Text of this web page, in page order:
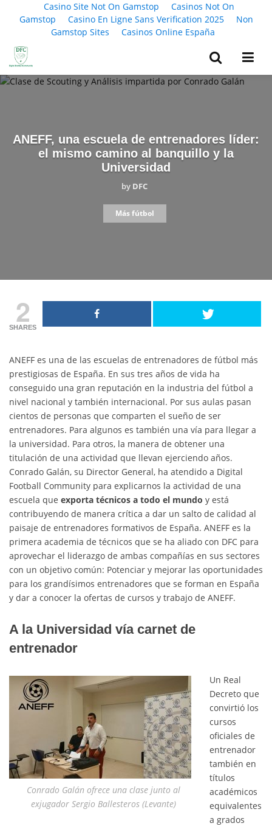
Casino Site Not On Gamstop
Casinos Not On
Gamstop
Casino En Ligne Sans Verification 2025
Non
Gamstop Sites
Casinos Online España
ANEFF, una escuela de entrenadores líder:
el mismo camino al banquillo y la
Universidad
by DFC
Más fútbol
2
SHARES
ANEFF es una de las escuelas de entrenadores de fútbol más
prestigiosas de España. En sus tres años de vida ha
conseguido una gran reputación en la industria del fútbol a
nivel nacional y también internacional. Por sus aulas pasan
cientos de personas que comparten el sueño de ser
entrenadores. Para algunos es también una vía para llegar a
la universidad. Para otros, la manera de obtener una
titulación de una actividad que llevan ejerciendo años.
Conrado Galán, su Director General, ha atendido a Digital
Football Community para explicarnos la actividad de una
escuela que exporta técnicos a todo el mundo y está
contribuyendo de manera crítica a dar un salto de calidad al
paisaje de entrenadores formativos de España. ANEFF es la
primera academia de técnicos que se ha aliado con DFC para
aprovechar el liderazgo de ambas compañías en sus sectores
con un objetivo común: Potenciar y mejorar las oportunidades
para los grandísimos entrenadores que se forman en España
y dar a conocer la ofertas de cursos y trabajo de ANEFF.
A la Universidad vía carnet de
entrenador
Conrado Galán ofrece una clase junto al
exjugador Sergio Ballesteros (Levante)
Un Real
Decreto que
convirtió los
cursos
oficiales de
entrenador
también en
títulos
académicos
equivalentes
a grados